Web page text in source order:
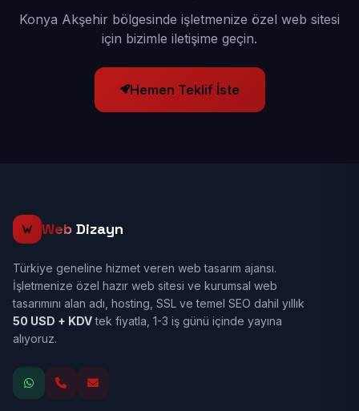
Konya Akşehir bölgesinde işletmenize özel web sitesi
için bizimle iletişime geçin.
Hemen Teklif İste
Web Dizayn
Türkiye geneline hizmet veren web tasarım ajansı.
İşletmenize özel hazır web sitesi ve kurumsal web
tasarımını alan adı, hosting, SSL ve temel SEO dahil yıllık
50 USD + KDVtek fiyatla, 1-3 iş günü içinde yayına
alıyoruz.